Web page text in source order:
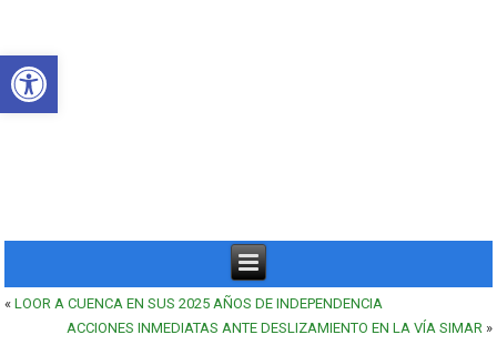
«LOOR A CUENCA EN SUS 2025 AÑOS DE INDEPENDENCIA
ACCIONES INMEDIATAS ANTE DESLIZAMIENTO EN LA VÍA SIMAR»
Abrir barra de herramientas